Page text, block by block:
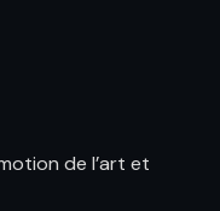
de l’art et